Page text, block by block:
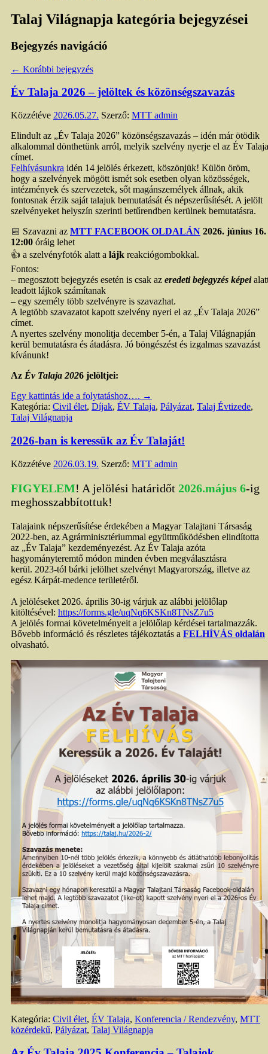
Talaj Világnapja kategória bejegyzései
Bejegyzés navigáció
← Korábbi bejegyzés
Év Talaja 2026 – jelöltek és közönségszavazás
Közzétéve 2026.05.27. Szerző: MTT admin
Elindult az „Év Talaja 2026” közönségszavazás – idén már ötödik
alkalommal dönthetünk arról, melyik szelvény nyerje el az Év Talaja
címet.
Felhívásunkra idén 14 jelölés érkezett, köszönjük! Külön öröm,
hogy a szelvények mögött ismét sok esetben olyan közösségek,
intézmények és szervezetek, sőt magánszemélyek állnak, akik
fontosnak érzik saját talajuk bemutatását és népszerűsítését. A jelölt
szelvényeket helyszín szerinti betűrendben kerülnek bemutatásra.
📅 Szavazni az MTT FACEBOOK OLDALÁN 2026. június 16.
12:00 óráig lehet
👍 a szelvényfotók alatt a lájk reakciógombokkal.
Fontos:
– megosztott bejegyzés esetén is csak az eredeti bejegyzés képei
leadott lájkok számítanak
– egy személy több szelvényre is szavazhat.
A legtöbb szavazatot kapott szelvény nyeri el az „Év Talaja 2026”
címet.
A nyertes szelvény monolitja december 5-én, a Talaj Világnapján
kerül bemutatásra és átadásra. Jó böngészést és izgalmas szavazást
kívánunk!
Az Év Talaja 2026 jelöltjei:
Egy kattintás ide a folytatáshoz…. →
Kategória: Civil élet, Díjak, ÉV Talaja, Pályázat, Talaj Évtizede,
Talaj Világnapja
2026-ban is keressük az Év Talaját!
Közzétéve 2026.03.19. Szerző: MTT admin
FIGYELEM! A jelölési határidőt 2026.május 6-ig
meghosszabbítottuk!
Talajaink népszerűsítése érdekében a Magyar Talajtani Társaság
2022-ben, az Agrárminisztériummal együttműködésben elindította
az „Év Talaja” kezdeményezést. Az Év Talaja azóta
hagyományteremtő módon minden évben megválasztásra
kerül. 2023-tól bárki jelölhet szelvényt Magyarország, illetve az
egész Kárpát-medence területéről.
A jelöléseket 2026. április 30-ig várjuk az alábbi jelölőlap
kitöltésével: https://forms.gle/uqNq6KSKn8TNsZ7u5
A jelölés formai követelményeit a jelölőlap kérdései tartalmazzák.
Bővebb információ és részletes tájékoztatás a FELHÍVÁS oldalán
olvasható.
Kategória: Civil élet, ÉV Talaja, Konferencia / Rendezvény, MTT
közérdekű, Pályázat, Talaj Világnapja